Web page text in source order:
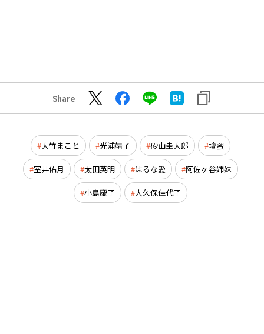
Share
大竹まこと 光浦靖子 砂山圭大郎 壇蜜
室井佑月 太田英明 はるな愛 阿佐ヶ谷姉妹
小島慶子 大久保佳代子